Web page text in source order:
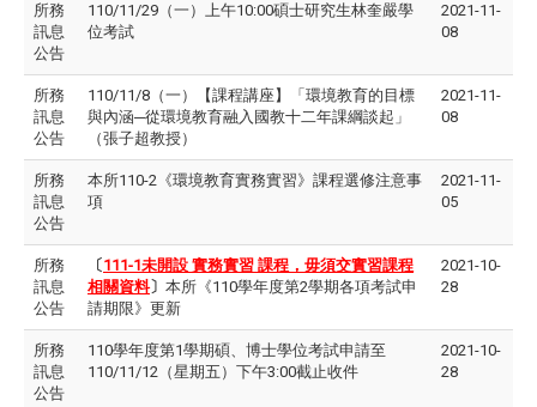
所務
訊息
公告
110/11/29（一）上午10:00碩士研究生林奎嚴學
位考試
2021-11-
08
所務
訊息
公告
110/11/8（一）【課程講座】「環境教育的目標
與內涵─從環境教育融入國教十二年課綱談起」
（張子超教授）
2021-11-
08
所務
訊息
公告
本所110-2《環境教育實務實習》課程選修注意事
項
2021-11-
05
所務
訊息
公告
〔 111-1未開設 實務實習 課程，毋須交實習課程
相關資料〕 本所《110學年度第2學期各項考試申
請期限》更新
2021-10-
28
所務
訊息
公告
110學年度第1學期碩、博士學位考試申請至
110/11/12（星期五）下午3:00截止收件
2021-10-
28